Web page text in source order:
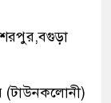
(টাউনকলোনী)